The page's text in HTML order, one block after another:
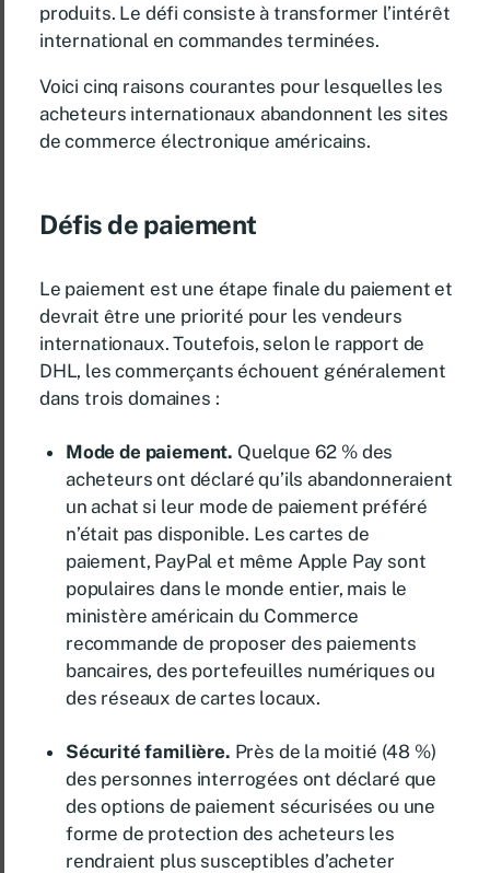
produits. Le défi consiste à transformer l’intérêt
international en commandes terminées.
Voici cinq raisons courantes pour lesquelles les
acheteurs internationaux abandonnent les sites
de commerce électronique américains.
Défis de paiement
Le paiement est une étape finale du paiement et
devrait être une priorité pour les vendeurs
internationaux. Toutefois, selon le rapport de
DHL, les commerçants échouent généralement
dans trois domaines :
Mode de paiement. Quelque 62 % des
acheteurs ont déclaré qu’ils abandonneraient
un achat si leur mode de paiement préféré
n’était pas disponible. Les cartes de
paiement, PayPal et même Apple Pay sont
populaires dans le monde entier, mais le
ministère américain du Commerce
recommande de proposer des paiements
bancaires, des portefeuilles numériques ou
des réseaux de cartes locaux.
Sécurité familière. Près de la moitié (48 %)
des personnes interrogées ont déclaré que
des options de paiement sécurisées ou une
forme de protection des acheteurs les
rendraient plus susceptibles d’acheter